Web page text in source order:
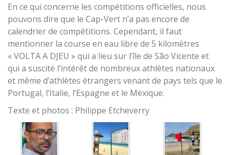
En ce qui concerne les compétitions officielles, nous
pouvons dire que le Cap-Vert n’a pas encore de
calendrier de compétitions. Cependant, il faut
mentionner la course en eau libre de 5 kilomètres
« VOLTA A DJEU » qui a lieu sur l’île de São Vicente et
qui a suscité l’intérêt de nombreux athlètes nationaux
et même d’athlètes étrangers venant de pays tels que le
Portugal, l’Italie, l’Espagne et le Mexique.
Texte et photos : Philippe Etcheverry